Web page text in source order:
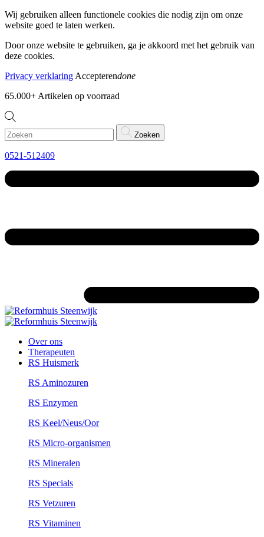
Wij gebruiken alleen functionele cookies die nodig zijn om onze
website goed te laten werken.
Door onze website te gebruiken, ga je akkoord met het gebruik van
deze cookies.
Privacy verklaring Accepterendone
65.000+ Artikelen op voorraad
Zoeken
0521-512409
Over ons
Therapeuten
RS Huismerk
RS Aminozuren
RS Enzymen
RS Keel/Neus/Oor
RS Micro-organismen
RS Mineralen
RS Specials
RS Vetzuren
RS Vitaminen